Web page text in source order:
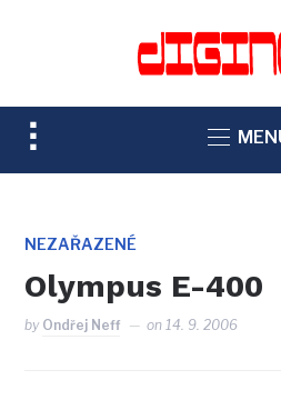
TOGGLE
SIDEBAR
NAVIGATION
NEZAŘAZENÉ
Olympus E-400
by Ondřej Neff on14. 9. 2006